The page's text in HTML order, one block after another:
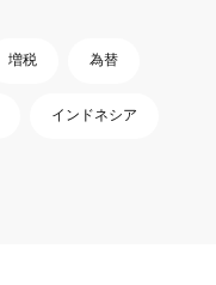
増税 為替
インドネシア